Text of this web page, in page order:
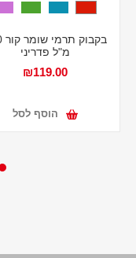
מ"ל פדריני
₪119.00
הוסף לסל